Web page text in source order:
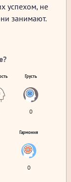
успехом, не
занимают.
Грусть
0
Гармония
0